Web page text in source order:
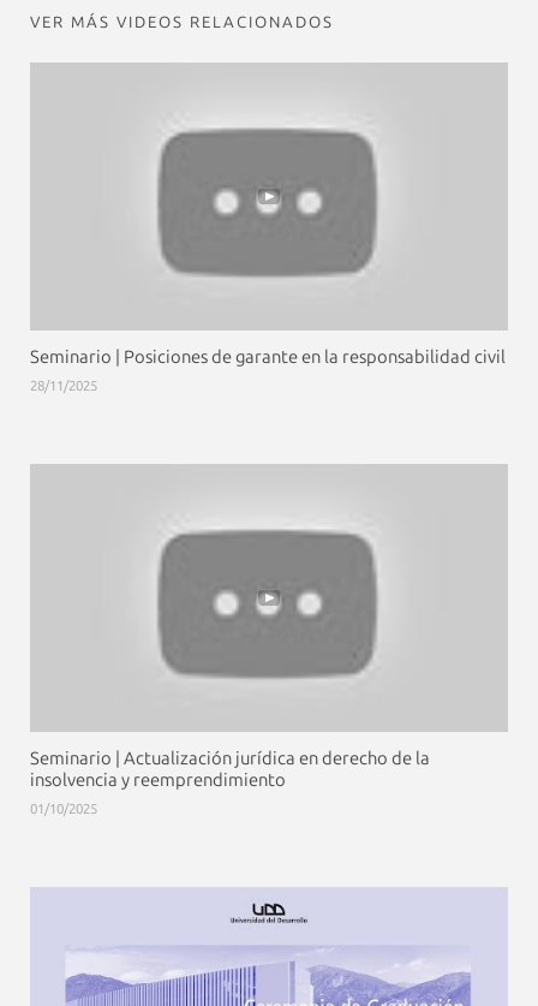
VER MÁS VIDEOS RELACIONADOS
Seminario | Posiciones de garante en la responsabilidad civil
28/11/2025
Seminario | Actualización jurídica en derecho de la
insolvencia y reemprendimiento
01/10/2025